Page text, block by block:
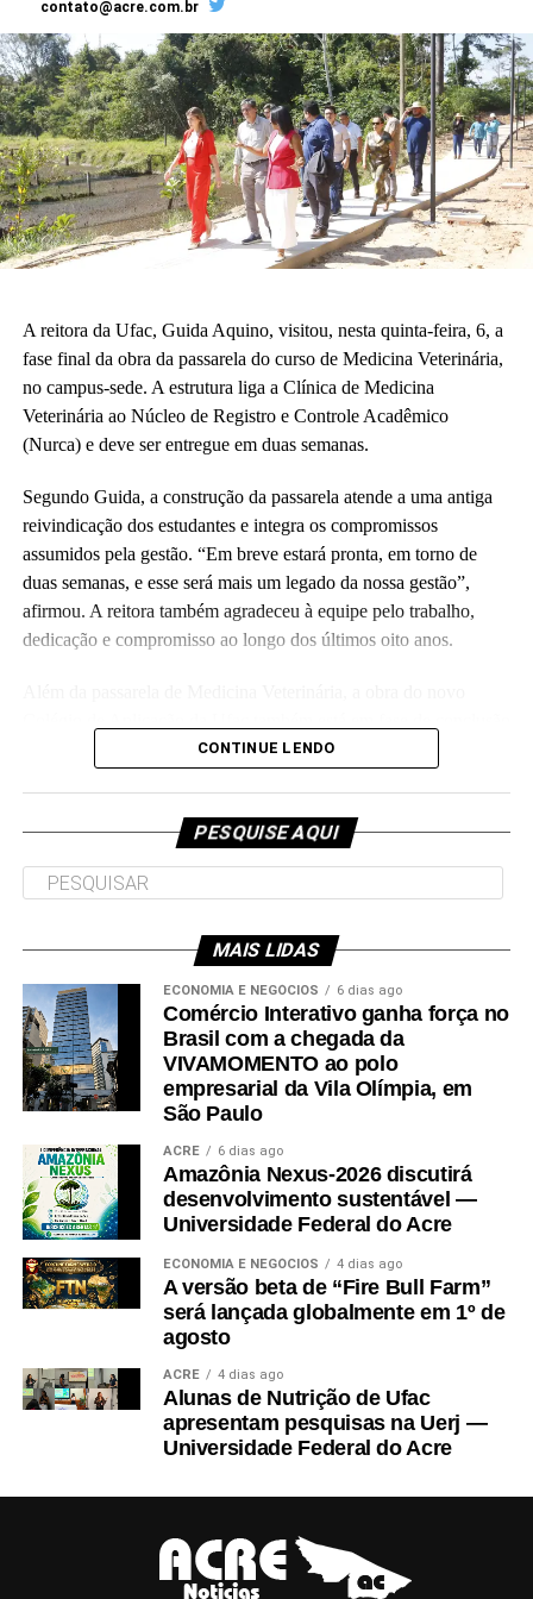
construção existe, é uma construção adequada à nossa realidade
da educação básica.”
A vice-diretora do CAp, Alessandra Perez Lima, destacou a
relevância do novo espaço para a rotina pedagógica e acadêmica.
“Muito em breve vamos deixar de ser nômades e teremos o
nosso lugar. Eu olho para cada espaço aqui e já vejo essas
crianças correndo e sendo felizes.”
Também participaram da cerimônia o pró-reitor de Planejamento,
prefeito do campus, Artesson Cruz; além de professores, técnico-
administrativos, estudantes e representantes da construtora
responsável pela obra.
(Fhagner Soares, estagiário Ascom/Ufac)
Leia Mais: UFAC
contato@acre.com.br
A reitora da Ufac, Guida Aquino, visitou, nesta quinta-feira, 6, a
fase final da obra da passarela do curso de Medicina Veterinária,
no campus-sede. A estrutura liga a Clínica de Medicina
Veterinária ao Núcleo de Registro e Controle Acadêmico
(Nurca) e deve ser entregue em duas semanas.
Segundo Guida, a construção da passarela atende a uma antiga
reivindicação dos estudantes e integra os compromissos
assumidos pela gestão. “Em breve estará pronta, em torno de
duas semanas, e esse será mais um legado da nossa gestão”,
afirmou. A reitora também agradeceu à equipe pelo trabalho,
dedicação e compromisso ao longo dos últimos oito anos.
e deve ser entregue em breve.CONTINUE LENDO
PESQUISE AQUI
MAIS LIDAS
ECONOMIA E NEGÓCIOS 6 dias ago
Comércio Interativo ganha força no
Brasil com a chegada da
VIVAMOMENTO ao polo
empresarial da Vila Olímpia, em
São Paulo
ACRE 6 dias ago
Amazônia Nexus-2026 discutirá
desenvolvimento sustentável —
Universidade Federal do Acre
ECONOMIA E NEGÓCIOS 4 dias ago
A versão beta de “Fire Bull Farm”
será lançada globalmente em 1º de
agosto
ACRE 4 dias ago
Alunas de Nutrição de Ufac
apresentam pesquisas na Uerj —
Universidade Federal do Acre